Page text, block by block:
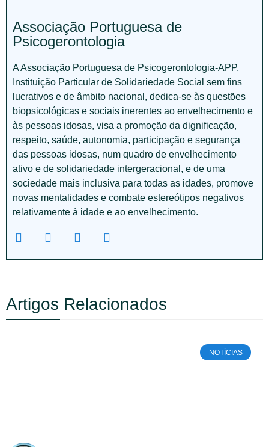
Associação Portuguesa de
Psicogerontologia
A Associação Portuguesa de Psicogerontologia-APP,
Instituição Particular de Solidariedade Social sem fins
lucrativos e de âmbito nacional, dedica-se às questões
biopsicológicas e sociais inerentes ao envelhecimento e
às pessoas idosas, visa a promoção da dignificação,
respeito, saúde, autonomia, participação e segurança
das pessoas idosas, num quadro de envelhecimento
ativo e de solidariedade intergeracional, e de uma
sociedade mais inclusiva para todas as idades, promove
novas mentalidades e combate estereótipos negativos
relativamente à idade e ao envelhecimento.
Artigos Relacionados
NOTÍCIAS